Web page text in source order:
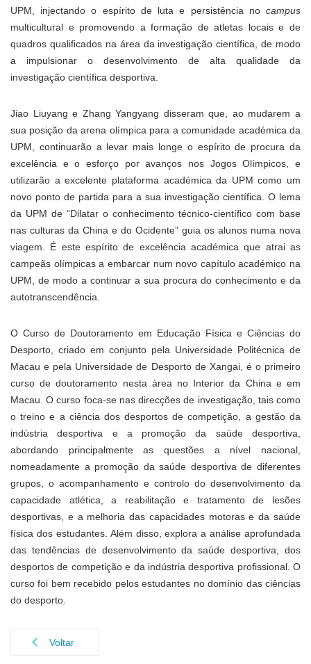
UPM, injectando o espírito de luta e persistência no campus
multicultural e promovendo a formação de atletas locais e de
quadros qualificados na área da investigação científica, de modo
a impulsionar o desenvolvimento de alta qualidade da
investigação científica desportiva.
Jiao Liuyang e Zhang Yangyang disseram que, ao mudarem a
sua posição da arena olímpica para a comunidade académica da
UPM, continuarão a levar mais longe o espírito de procura da
excelência e o esforço por avanços nos Jogos Olímpicos, e
utilizarão a excelente plataforma académica da UPM como um
novo ponto de partida para a sua investigação científica. O lema
da UPM de “Dilatar o conhecimento técnico-científico com base
nas culturas da China e do Ocidente” guia os alunos numa nova
viagem. É este espírito de excelência académica que atrai as
campeãs olímpicas a embarcar num novo capítulo académico na
UPM, de modo a continuar a sua procura do conhecimento e da
autotranscendência.
O Curso de Doutoramento em Educação Física e Ciências do
Desporto, criado em conjunto pela Universidade Politécnica de
Macau e pela Universidade de Desporto de Xangai, é o primeiro
curso de doutoramento nesta área no Interior da China e em
Macau. O curso foca-se nas direcções de investigação, tais como
o treino e a ciência dos desportos de competição, a gestão da
indústria desportiva e a promoção da saúde desportiva,
abordando principalmente as questões a nível nacional,
nomeadamente a promoção da saúde desportiva de diferentes
grupos, o acompanhamento e controlo do desenvolvimento da
capacidade atlética, a reabilitação e tratamento de lesões
desportivas, e a melhoria das capacidades motoras e da saúde
física dos estudantes. Além disso, explora a análise aprofundada
das tendências de desenvolvimento da saúde desportiva, dos
desportos de competição e da indústria desportiva profissional. O
curso foi bem recebido pelos estudantes no domínio das ciências
do desporto.
Voltar